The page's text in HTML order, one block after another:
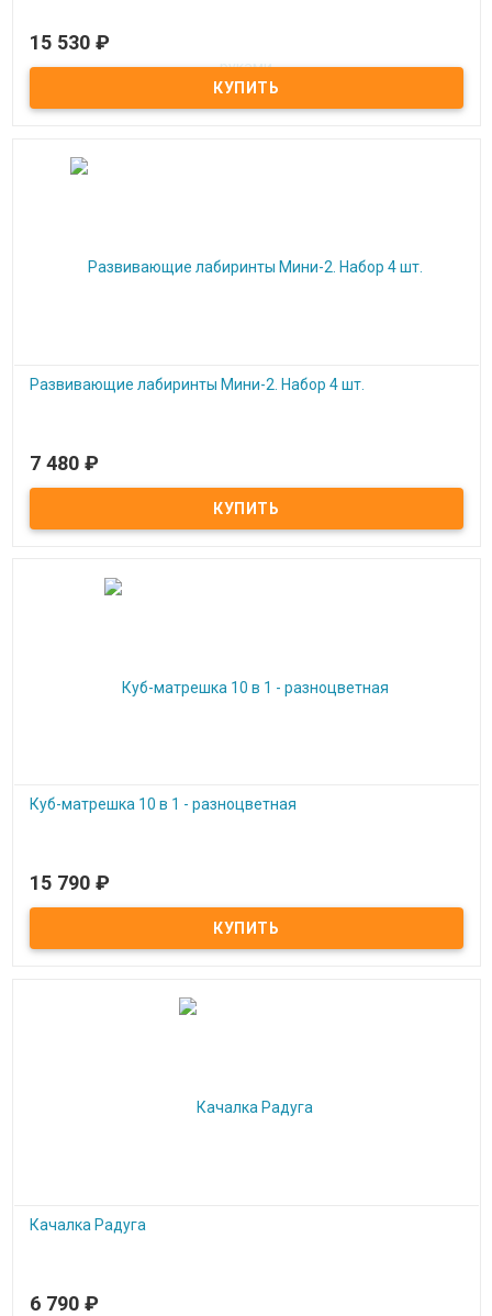
Под заказ
Набор развивающих тренажеров Рисуем ногами и руками
15 530 ₽
Развивающие лабиринты Мини-2. Набор 4 шт.
Под заказ
Развивающие лабиринты Мини-2. Набор 4 шт.
7 480 ₽
Куб-матрешка 10 в 1 - разноцветная
Под заказ
Куб-матрешка 10 в 1 - разноцветная
15 790 ₽
Качалка Радуга
Под заказ
6 790 ₽